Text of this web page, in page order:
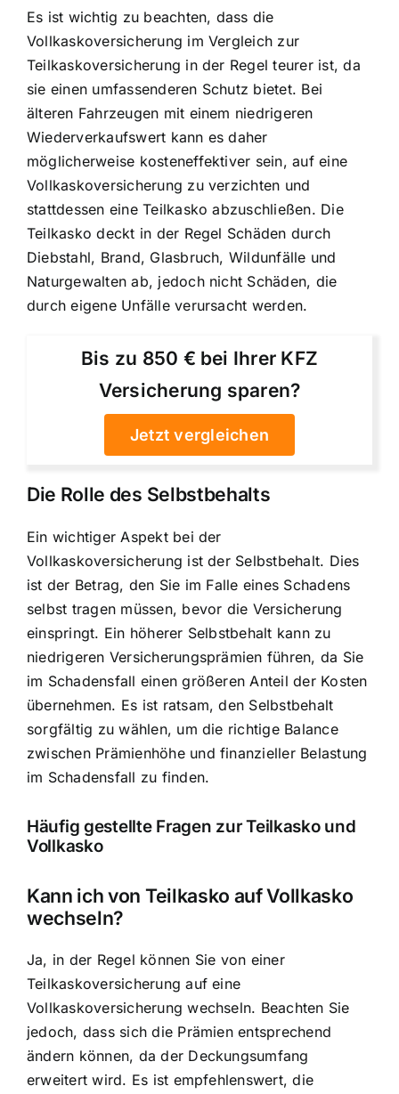
Es ist wichtig zu beachten, dass die
Vollkaskoversicherung im Vergleich zur
Teilkaskoversicherung in der Regel teurer ist, da
sie einen umfassenderen Schutz bietet. Bei
älteren Fahrzeugen mit einem niedrigeren
Wiederverkaufswert kann es daher
möglicherweise kosteneffektiver sein, auf eine
Vollkaskoversicherung zu verzichten und
stattdessen eine Teilkasko abzuschließen. Die
Teilkasko deckt in der Regel Schäden durch
Diebstahl, Brand, Glasbruch, Wildunfälle und
Naturgewalten ab, jedoch nicht Schäden, die
durch eigene Unfälle verursacht werden.
Bis zu 850 € bei Ihrer KFZ
Versicherung sparen?
Jetzt vergleichen
Die Rolle des Selbstbehalts
Ein wichtiger Aspekt bei der
Vollkaskoversicherung ist der Selbstbehalt. Dies
ist der Betrag, den Sie im Falle eines Schadens
selbst tragen müssen, bevor die Versicherung
einspringt. Ein höherer Selbstbehalt kann zu
niedrigeren Versicherungsprämien führen, da Sie
im Schadensfall einen größeren Anteil der Kosten
übernehmen. Es ist ratsam, den Selbstbehalt
sorgfältig zu wählen, um die richtige Balance
zwischen Prämienhöhe und finanzieller Belastung
im Schadensfall zu finden.
Häufig gestellte Fragen zur Teilkasko und
Vollkasko
Kann ich von Teilkasko auf Vollkasko
wechseln?
Ja, in der Regel können Sie von einer
Teilkaskoversicherung auf eine
Vollkaskoversicherung wechseln. Beachten Sie
jedoch, dass sich die Prämien entsprechend
ändern können, da der Deckungsumfang
erweitert wird. Es ist empfehlenswert, die